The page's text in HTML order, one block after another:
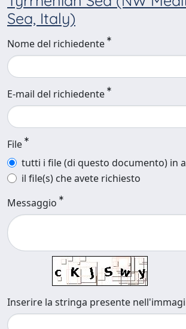
Sea, Italy)
Nome del richiedente
E-mail del richiedente
File
tutti i file (di questo documento) in
il file(s) che avete richiesto
Messaggio
Inserire la stringa presente